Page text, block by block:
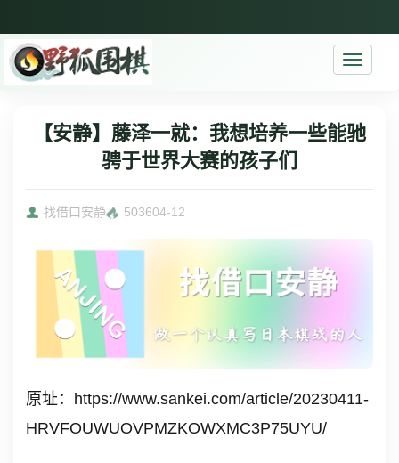
Toggle
【安静】藤泽一就：我想培养一些能驰
骋于世界大赛的孩子们
找借口安静 503604-12
原址：https://www.sankei.com/article/20230411-
HRVFOUWUOVPMZKOWXMC3P75UYU/